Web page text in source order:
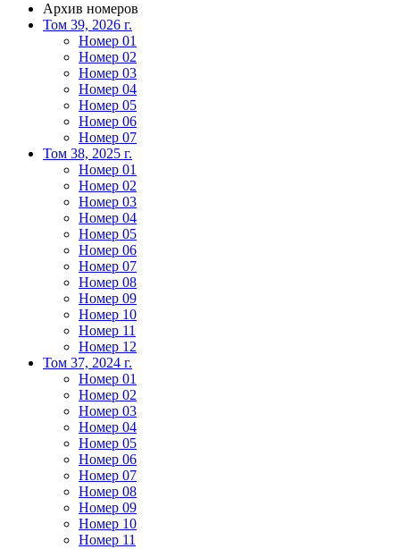
Архив номеров
Том 39, 2026 г.
Номер 01
Номер 02
Номер 03
Номер 04
Номер 05
Номер 06
Номер 07
Том 38, 2025 г.
Номер 01
Номер 02
Номер 03
Номер 04
Номер 05
Номер 06
Номер 07
Номер 08
Номер 09
Номер 10
Номер 11
Номер 12
Том 37, 2024 г.
Номер 01
Номер 02
Номер 03
Номер 04
Номер 05
Номер 06
Номер 07
Номер 08
Номер 09
Номер 10
Номер 11